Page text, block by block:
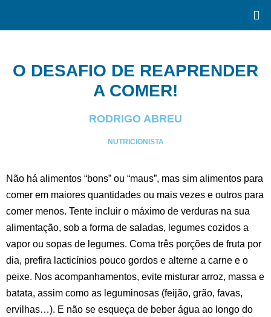
O DESAFIO DE REAPRENDER
A COMER!
RODRIGO ABREU
NUTRICIONISTA
Não há alimentos “bons” ou “maus”, mas sim alimentos para
comer em maiores quantidades ou mais vezes e outros para
comer menos. Tente incluir o máximo de verduras na sua
alimentação, sob a forma de saladas, legumes cozidos a
vapor ou sopas de legumes. Coma três porções de fruta por
dia, prefira lacticínios pouco gordos e alterne a carne e o
peixe. Nos acompanhamentos, evite misturar arroz, massa e
batata, assim como as leguminosas (feijão, grão, favas,
ervilhas…). E não se esqueça de beber água ao longo do